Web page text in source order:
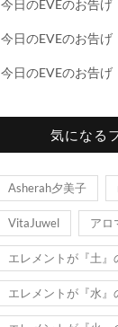
今日のEVEのお告げ
今日のEVEのお告げ
今日のEVEのお告げ
気になる
Asherah夕美子
VitaJuwel アロ
エレメントが『土』
エレメントが『水』